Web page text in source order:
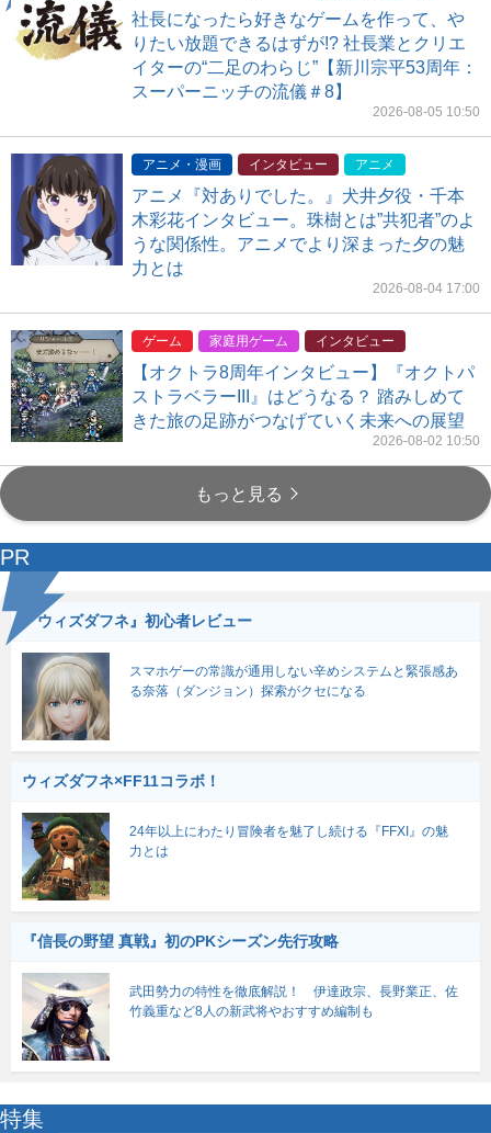
社長になったら好きなゲームを作って、や
りたい放題できるはずが!? 社長業とクリエ
イターの“二足のわらじ”【新川宗平53周年：
スーパーニッチの流儀＃8】
2026-08-05 10:50
アニメ・漫画 インタビュー アニメ
アニメ『対ありでした。』犬井夕役・千本
木彩花インタビュー。珠樹とは”共犯者”のよ
うな関係性。アニメでより深まった夕の魅
力とは
2026-08-04 17:00
ゲーム 家庭用ゲーム インタビュー
【オクトラ8周年インタビュー】『オクトパ
ストラベラーIII』はどうなる？ 踏みしめて
きた旅の足跡がつなげていく未来への展望
2026-08-02 10:50
もっと見る
PR
『ウィズダフネ』初心者レビュー
スマホゲーの常識が通用しない辛めシステムと緊張感あ
る奈落（ダンジョン）探索がクセになる
ウィズダフネ×FF11コラボ！
24年以上にわたり冒険者を魅了し続ける『FFXI』の魅
力とは
『信長の野望 真戦』初のPKシーズン先行攻略
武田勢力の特性を徹底解説！ 伊達政宗、長野業正、佐
竹義重など8人の新武将やおすすめ編制も
特集